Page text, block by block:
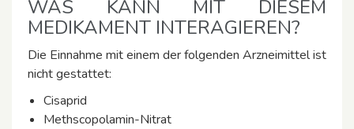
WAS KANN MIT DIESEM
MEDIKAMENT INTERAGIEREN?
Die Einnahme mit einem der folgenden Arzneimittel ist
nicht gestattet:
Cisaprid
Methscopolamin-Nitrat